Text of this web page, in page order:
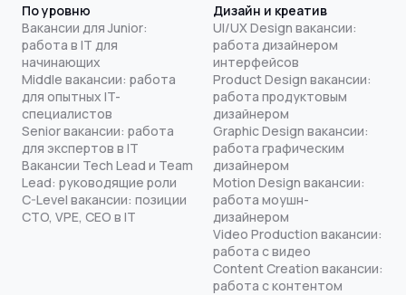
По уровню
Вакансии для Junior:
работа в IT для
начинающих
Middle вакансии: работа
для опытных IT-
специалистов
Senior вакансии: работа
для экспертов в IT
Вакансии Tech Lead и Team
Lead: руководящие роли
C-Level вакансии: позиции
CTO, VPE, CEO в IT
Дизайн и креатив
UI/UX Design вакансии:
работа дизайнером
интерфейсов
Product Design вакансии:
работа продуктовым
дизайнером
Graphic Design вакансии:
работа графическим
дизайнером
Motion Design вакансии:
работа моушн-
дизайнером
Video Production вакансии:
работа с видео
Content Creation вакансии:
работа с контентом